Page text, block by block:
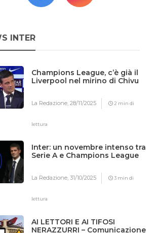
INTER
Champions League, c’è già il
Liverpool nel mirino di Chivu
La Redazione,28/11/2025 2 min di
lettura
Inter: un novembre intenso tra
Serie A e Champions League
La Redazione,31/10/2025 3 min di
lettura
AI LETTORI E AI TIFOSI
NERAZZURRI – Comunicazione